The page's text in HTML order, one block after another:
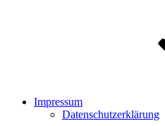
Impressum
Datenschutzerklärung